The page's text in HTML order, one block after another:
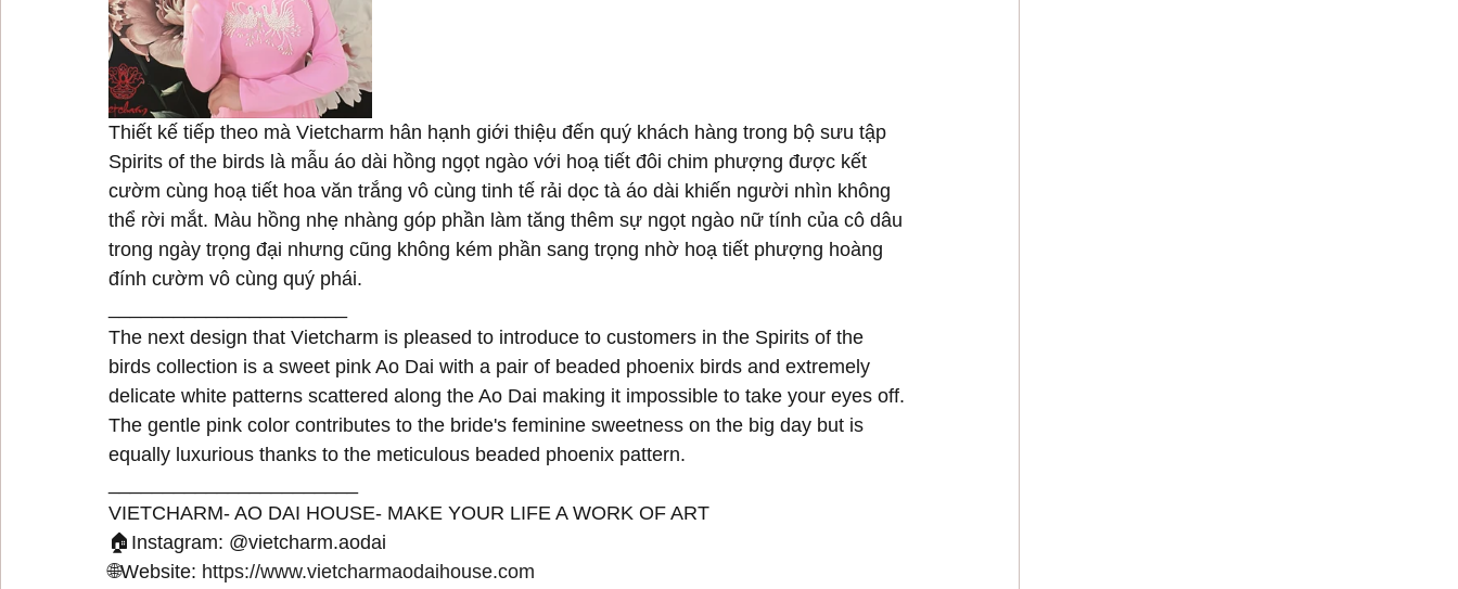
Thiết kế tiếp theo mà Vietcharm hân hạnh giới thiệu đến quý khách hàng trong bộ sưu tập
Spirits of the birds là mẫu áo dài hồng ngọt ngào với hoạ tiết đôi chim phượng được kết
cườm cùng hoạ tiết hoa văn trắng vô cùng tinh tế rải dọc tà áo dài khiến người nhìn không
thể rời mắt. Màu hồng nhẹ nhàng góp phần làm tăng thêm sự ngọt ngào nữ tính của cô dâu
trong ngày trọng đại nhưng cũng không kém phần sang trọng nhờ hoạ tiết phượng hoàng
đính cườm vô cùng quý phái.
The next design that Vietcharm is pleased to introduce to customers in the Spirits of the
birds collection is a sweet pink Ao Dai with a pair of beaded phoenix birds and extremely
delicate white patterns scattered along the Ao Dai making it impossible to take your eyes off.
The gentle pink color contributes to the bride's feminine sweetness on the big day but is
equally luxurious thanks to the meticulous beaded phoenix pattern.
VIETCHARM- AO DAI HOUSE- MAKE YOUR LIFE A WORK OF ART
🏠Instagram: @vietcharm.aodai
🌐Website: https://www.vietcharmaodaihouse.com